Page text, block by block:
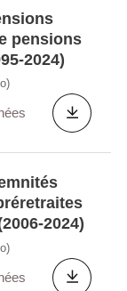
pensions
2024)
2024)